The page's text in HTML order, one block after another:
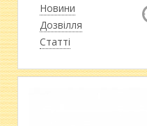
Новини
Дозвілля
Статті